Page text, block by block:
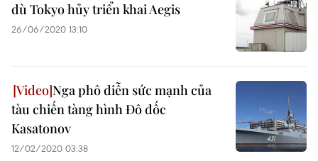
dù Tokyo hủy triển khai Aegis
26/06/2020 13:10
Nga phô diễn sức mạnh của
tàu chiến tàng hình Đô đốc
Kasatonov
12/02/2020 03:38